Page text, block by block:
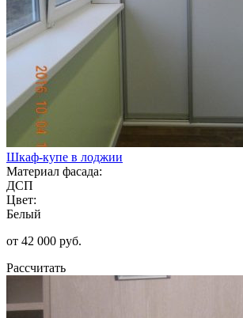
Шкаф-купе в лоджии
Материал фасада:
ДСП
Цвет:
Белый
от 42 000 руб.
Рассчитать